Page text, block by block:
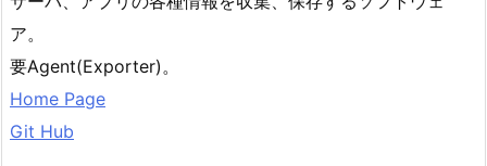
ア。
要Agent(Exporter)。
Home Page
Git Hub